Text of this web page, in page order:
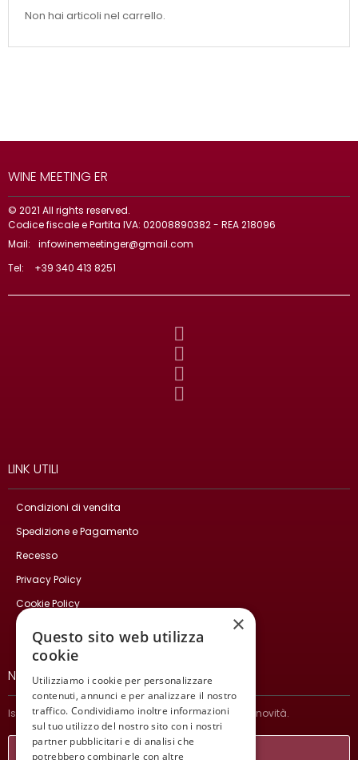
Non hai articoli nel carrello.
WINE MEETING ER
© 2021 All rights reserved.
Codice fiscale e Partita IVA: 02008890382 - REA 218096
Mail:
infowinemeetinger@gmail.com
Tel:
+39 340 413 8251
LINK UTILI
Condizioni di vendita
Spedizione e Pagamento
Recesso
Privacy Policy
Cookie Policy
Contatti
NEWSLETTER
Iscriviti per ricevere informazioni sulle nostre ultime novità.
×
Questo sito web utilizza
cookie
Utilizziamo i cookie per personalizzare
contenuti, annunci e per analizzare il nostro
traffico. Condividiamo inoltre informazioni
sul tuo utilizzo del nostro sito con i nostri
partner pubblicitari e di analisi che
potrebbero combinarle con altre